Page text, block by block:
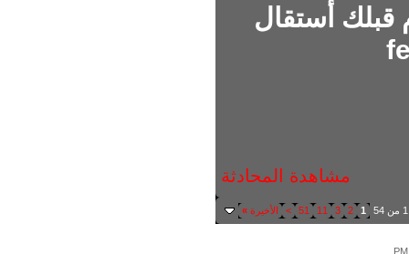
أستقال
مشاهدة المحادثة
1
2
3
11
51
> الأخيرة»